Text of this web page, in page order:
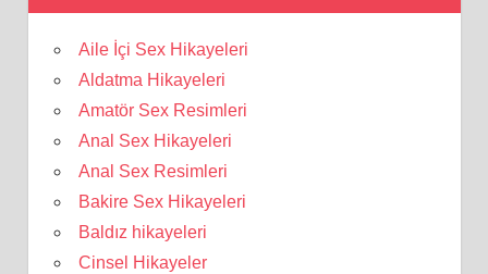
Aile İçi Sex Hikayeleri
Aldatma Hikayeleri
Amatör Sex Resimleri
Anal Sex Hikayeleri
Anal Sex Resimleri
Bakire Sex Hikayeleri
Baldız hikayeleri
Cinsel Hikayeler